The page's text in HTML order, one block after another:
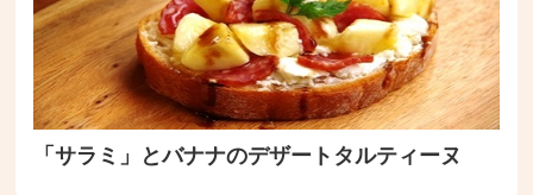
「サラミ」とバナナのデザートタルティーヌ